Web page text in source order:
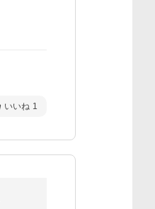
いいね 1